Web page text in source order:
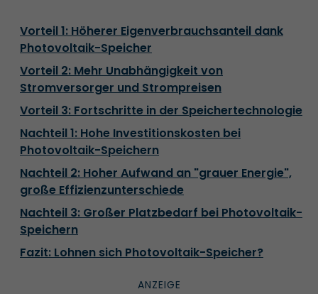
Vorteil 1: Höherer Eigenverbrauchsanteil dank
Photovoltaik-Speicher
Vorteil 2: Mehr Unabhängigkeit von
Stromversorger und Strompreisen
Vorteil 3: Fortschritte in der Speichertechnologie
Nachteil 1: Hohe Investitionskosten bei
Photovoltaik-Speichern
Nachteil 2: Hoher Aufwand an "grauer Energie",
große Effizienzunterschiede
Nachteil 3: Großer Platzbedarf bei Photovoltaik-
Speichern
Fazit: Lohnen sich Photovoltaik-Speicher?